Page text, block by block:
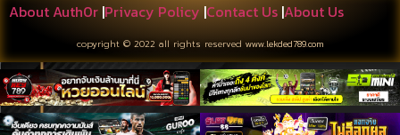
About Auth0r |Privacy Policy|Contact Us |About Us
copyright © 2022 all rights reserved www.lekded789.com